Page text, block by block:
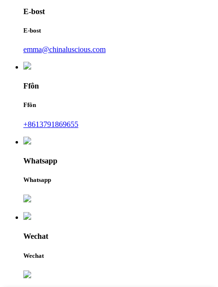
E-bost
E-bost
emma@chinaluscious.com
Ffôn
Ffôn
+8613791869655
Whatsapp
Whatsapp
Wechat
Wechat